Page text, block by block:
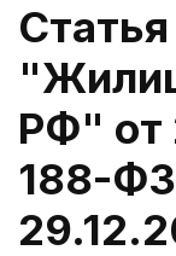
Статья
РФ" от
188-